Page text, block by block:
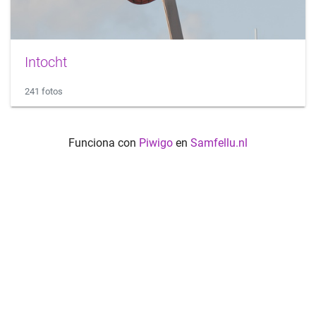
Intocht
241 fotos
Funciona con Piwigo en Samfellu.nl